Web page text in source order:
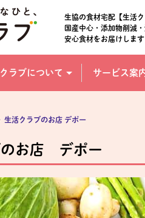
生協の食材宅配【生活ク
国産中心・添加物削減
安心食材をお届けします
ラブについて サービス案
生活クラブのお店 デポー
のお店 デポー